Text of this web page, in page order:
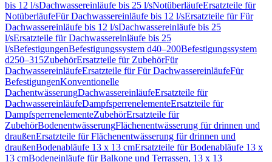
bis 12 l/sDachwassereinläufe bis 25 l/sNotüberläufeErsatzteile für
NotüberläufeFür Dachwassereinläufe bis 12 l/sErsatzteile für Für
Dachwassereinläufe bis 12 l/sDachwassereinläufe bis 25
l/sErsatzteile für Dachwassereinläufe bis 25
l/sBefestigungenBefestigungssystem d40–200Befestigungssystem
d250–315ZubehörErsatzteile für ZubehörFür
DachwassereinläufeErsatzteile für Für DachwassereinläufeFür
BefestigungenKonventionelle
DachentwässerungDachwassereinläufeErsatzteile für
DachwassereinläufeDampfsperrenelementeErsatzteile für
DampfsperrenelementeZubehörErsatzteile für
ZubehörBodenentwässerungFlächenentwässerung für drinnen und
draußenErsatzteile für Flächenentwässerung für drinnen und
draußenBodenabläufe 13 x 13 cmErsatzteile für Bodenabläufe 13 x
13 cmBodeneinläufe für Balkone und Terrassen, 13 x 13